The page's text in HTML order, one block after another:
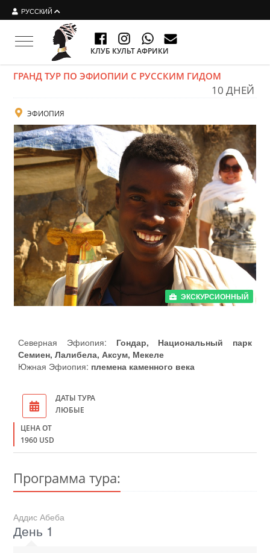
РУССКИЙ
Toggle navigation
КЛУБ КУЛЬТ АФРИКИ
ГРАНД ТУР ПО ЭФИОПИИ С РУССКИМ ГИДОМ
10 ДНЕЙ
ЭФИОПИЯ
ЭКСКУРСИОННЫЙ
Северная Эфиопия: Гондар, Национальный парк
Семиен, Лалибела, Аксум, Мекеле
Южная Эфиопия: племена каменного века
ДАТЫ ТУРА
ЛЮБЫЕ
ЦЕНА ОТ
1960 USD
Программа тура:
Аддис Абеба
День 1